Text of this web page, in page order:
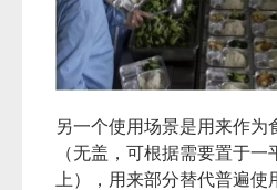
另一个使用场景是用来作为
（无盖，可根据需要置于一
上），用来部分替代普遍